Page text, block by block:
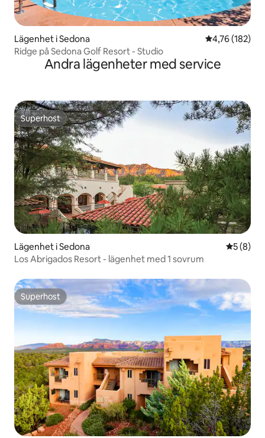
Lägenhet i Sedona 4,76 av 5 i
4,76 (182)
Ridge på Sedona Golf Resort - Studio
Andra lägenheter med service
Superhost
Superhost
Lägenhet i Sedona 5 av 5 i
5 (8)
Los Abrigados Resort - lägenhet med 1 sovrum
Superhost
Superhost